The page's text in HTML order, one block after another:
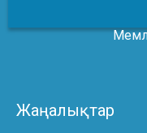
Жаңалықтар